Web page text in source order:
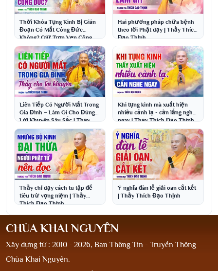
Thời Khóa Tụng Kinh Bị Gián
Đoạn Có Mất Công Đức
Không? Giữ Trọn Vẹn Công
Đức | Thầy Thích Đạo Thịnh
Hai phương pháp chữa bệnh
theo lời Phật dạy | Thầy Thích
Đạo Thịnh
Liên Tiếp Có Người Mất Trong
Gia Đình – Làm Gì Cho Đúng?
Lời Khuyên Sâu Sắc | Thầy
Thích Đạo Thịnh
Khi tụng kinh mà xuất hiện
nhiều cảnh lạ - cần lắng nghe
ngay | Thầy Thích Đạo Thịnh
Thầy chỉ dạy cách tu tập để
tiêu trừ vọng niệm | Thầy
Thích Đạo Thịnh
Ý nghĩa đàn lễ giải oan cắt kết
| Thầy Thích Đạo Thịnh
CHÙA KHAI NGUYÊN
Xây dựng từ : 2010 - 2026, Ban Thông Tin - Truyền Thông
Chùa Khai Nguyên.